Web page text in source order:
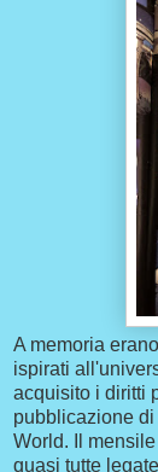
A memoria
ispirati
acquisito i diritti
pubblicazione
World. Il
quasi tutte